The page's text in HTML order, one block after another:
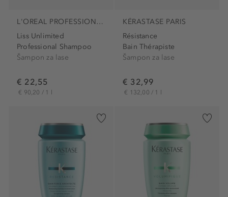
L'OREAL PROFESSIONNEL PARIS
Liss Unlimited
Professional Shampoo
Šampon za lase
€ 22,55
€ 90,20 / 1 l
KÉRASTASE PARIS
Résistance
Bain Thérapiste
Šampon za lase
€ 32,99
€ 132,00 / 1 l